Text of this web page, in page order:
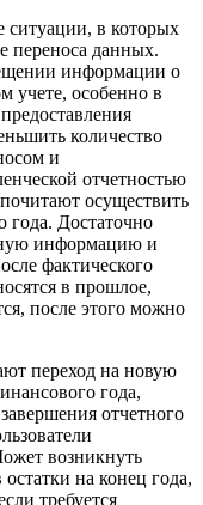
ситуации, в которых
переноса данных.
информации о
учете, особенно в
количество
и
отчетностью
осуществить
года. Достаточно
информацию и
фактического
в прошлое,
после этого можно
переход на новую
года,
отчетного
возникнуть
на конец года,
требуется